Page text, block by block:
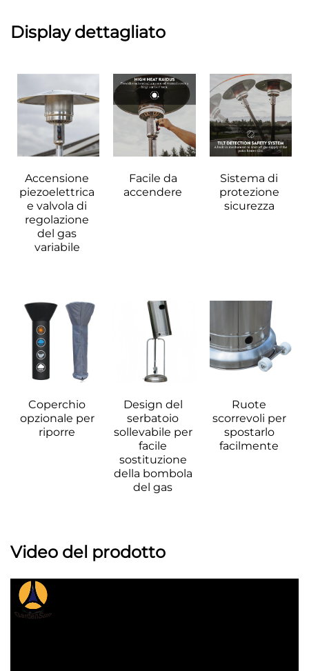
Display dettagliato
Accensione
piezoelettrica
e valvola di
regolazione
del gas
variabile
Facile da
accendere
Sistema di
protezione
sicurezza
Coperchio
opzionale per
riporre
Design del
serbatoio
sollevabile per
facile
sostituzione
della bombola
del gas
Ruote
scorrevoli per
spostarlo
facilmente
Video del prodotto